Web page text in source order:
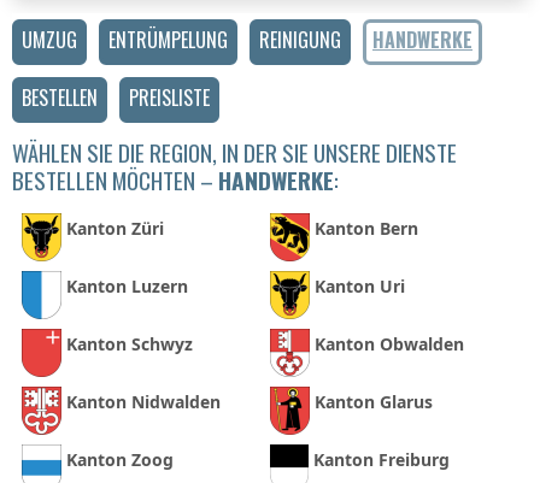
UMZUG ENTRÜMPELUNG REINIGUNG
HANDWERKE
BESTELLEN
PREISLISTE
WÄHLEN SIE DIE REGION, IN DER SIE UNSERE DIENSTE
BESTELLEN MÖCHTEN – HANDWERKE:
Kanton Züri Kanton Bern
Kanton Luzern Kanton Uri
Kanton Schwyz Kanton Obwalden
Kanton Nidwalden Kanton Glarus
Kanton Zoog Kanton Freiburg